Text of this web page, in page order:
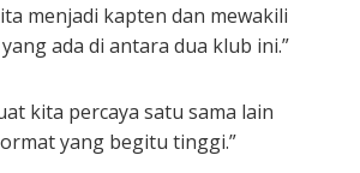
menjadi kapten dan mewakili
ada di antara dua klub ini.”
kita percaya satu sama lain
yang begitu tinggi.”